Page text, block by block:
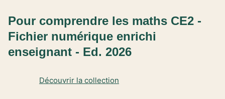
Découvrir la collection
Pour comprendre les maths CE2 -
Fichier numérique enrichi
enseignant - Ed. 2026